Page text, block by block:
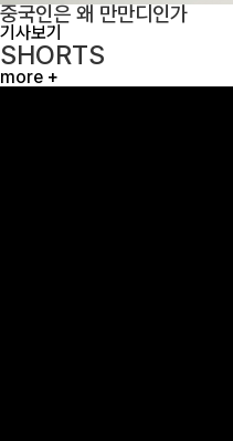
중국인은 왜 만만디인가
기사보기
SHORTS
more +